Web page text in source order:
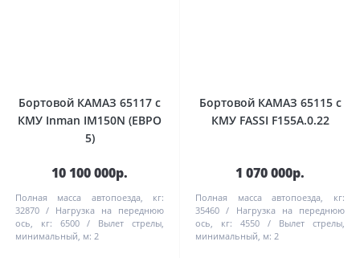
Бортовой КАМАЗ 65117 с
КМУ Inman IM150N (ЕВРО
5)
10 100 000р.
Полная масса автопоезда, кг:
32870
Нагрузка на переднюю
ось, кг:
6500
Вылет стрелы,
минимальный, м: 2
Бортовой КАМАЗ 65115 с
КМУ FASSI F155А.0.22
1 070 000р.
Полная масса автопоезда, кг:
35460
Нагрузка на переднюю
ось, кг:
4550
Вылет стрелы,
минимальный, м: 2